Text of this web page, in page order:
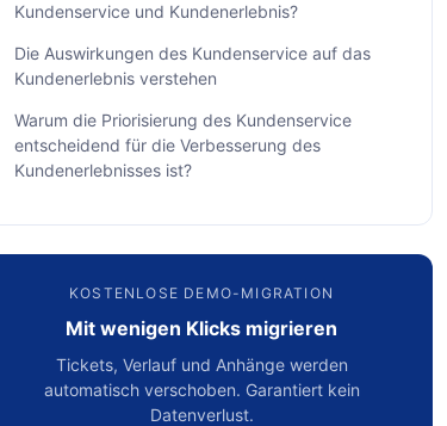
Kundenservice und Kundenerlebnis?
Die Auswirkungen des Kundenservice auf das
Kundenerlebnis verstehen
Warum die Priorisierung des Kundenservice
entscheidend für die Verbesserung des
Kundenerlebnisses ist?
Unternehmen?
Fazit: Kundenerlebnis vs. Kundenservice
Häufig gestellte Fragen
KOSTENLOSE DEMO-MIGRATION
Mit wenigen Klicks migrieren
Tickets, Verlauf und Anhänge werden
automatisch verschoben. Garantiert kein
Datenverlust.